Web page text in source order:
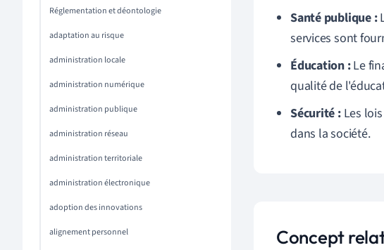
Réglementation et déontologie
adaptation au risque
administration locale
administration numérique
administration publique
administration réseau
administration territoriale
administration électronique
adoption des innovations
alignement personnel
Santé publique :
services sont
Éducation :Le
qualité de
Sécurité :Les
dans la société.
Concept